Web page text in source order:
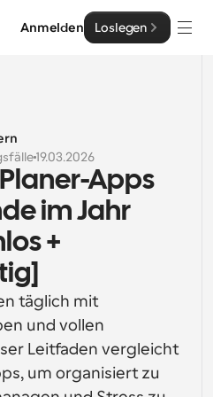
Anmelden Loslegen
einfach gemacht
Gruppen
und Integrationen
Cal.com-Plattform
Integrationen mit unserer
19.03.2026
Apps
im Jahr
+
täglich mit
und vollen
Leitfaden vergleicht
um organisiert zu